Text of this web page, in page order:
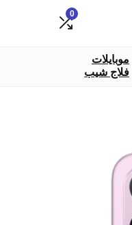
0
موبايلات
فلاج شيب